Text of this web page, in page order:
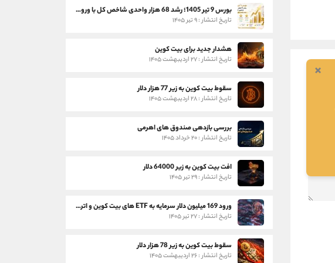
بورس 9 تیر 1405؛ رشد 68 هزار واحدی شاخص کل با ورود 3 همت پول حقیقی
تاریخ انتشار : ۹ تیر ۱۴۰۵
هشدار جدید برای بیت کوین
تاریخ انتشار : ۲۷ اردیبهشت ۱۴۰۵
سقوط بیت کوین به زیر 77 هزار دلار
تاریخ انتشار : ۲۸ اردیبهشت ۱۴۰۵
بررسی بازدهی صندوق های اهرمی
تاریخ انتشار : ۲۰ خرداد ۱۴۰۵
افت بیت کوین به زیر 64000 دلار
تاریخ انتشار : ۲۹ تیر ۱۴۰۵
ورود 169 میلیون دلار سرمایه به ETF های بیت کوین و اتریوم
تاریخ انتشار : ۲۷ تیر ۱۴۰۵
سقوط بیت کوین به زیر 78 هزار دلار
تاریخ انتشار : ۲۶ اردیبهشت ۱۴۰۵
×